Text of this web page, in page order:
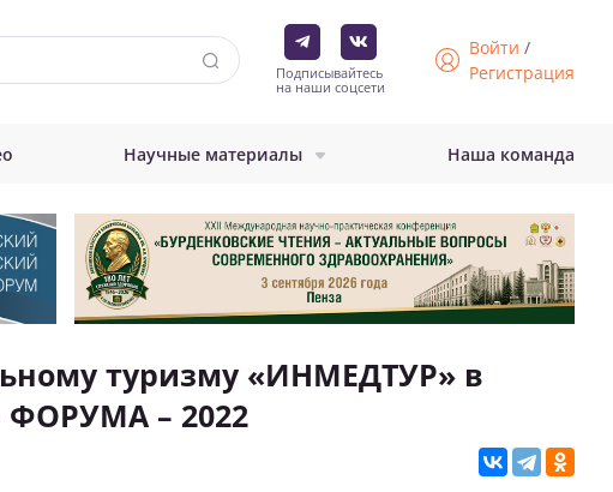
Подписывайтесь
на наши соцсети
Войти /
Регистрация
Научные материалы Наша команда
туризму «ИНМЕДТУР» в
– 2022